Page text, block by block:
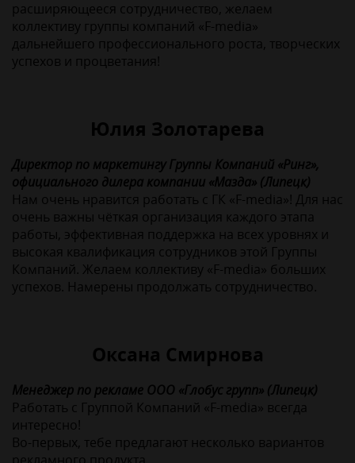
расширяющееся сотрудничество, желаем
коллективу группы компаний «F-media»
дальнейшего профессионального роста, творческих
успехов и процветания!
Юлия Золотарева
Директор по маркетингу Группы Компаний «Ринг»,
официального дилера компании «Мазда» (Липецк)
Нам очень нравится работать с ГК «F-media»! Для нас
очень важны чёткая организация каждого этапа
работы, эффективная поддержка на всех уровнях и
высокая квалификация сотрудников этой Группы
Компаний. Желаем коллективу «F-media» больших
успехов. Намерены продолжать сотрудничество.
Оксана Смирнова
Менеджер по рекламе ООО «Глобус групп» (Липецк)
Работать с Группой Компаний «F-media» всегда
интересно!
Во-первых, тебе предлагают несколько вариантов